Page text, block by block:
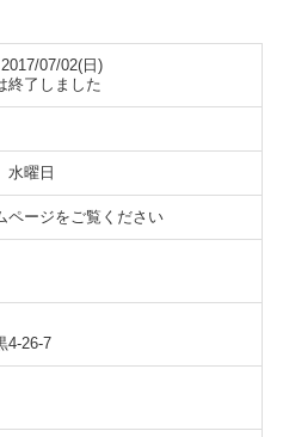
07/02(日)
終了しました
水曜日
ページをご覧ください
4-26-7